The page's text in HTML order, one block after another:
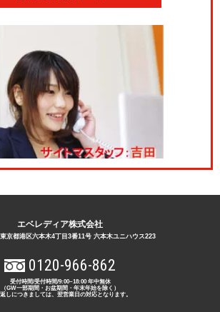
エベレディア株式会社
京都港区六本木4丁目3番11号 六本木ユニハウス223
0120-966-862
受付時間/受付時間/9:00~18:00 年中無休
（GW一部期間・お盆期間・年末年始を除く）
しにつきましては、翌営業日の対応となります。